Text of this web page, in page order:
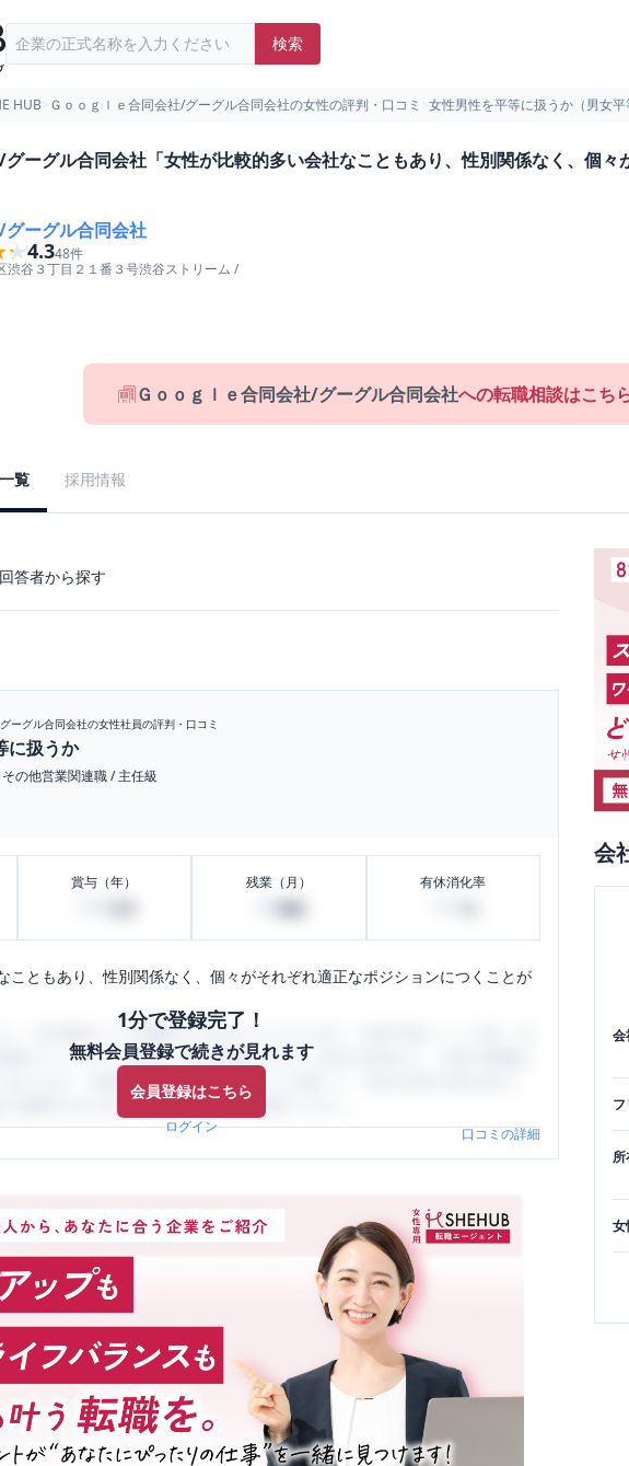
検索
HUB Ｇｏｏｇｌｅ合同会社/グーグル合同会社の女性の評判・口コミ 女性男性を平等に扱うか（男女平
ーグル合同会社「女性が比較的多い会社なこともあり、性別関係なく、個
ーグル合同会社
4.348件
渋谷３丁目２１番３号渋谷ストリーム /
Ｇｏｏｇｌｅ合同会社/グーグル合同会社への転職相談はこち
覧 採用情報
回答者から探す
ーグル合同会社の女性社員の評判・口コミ
に扱うか
その他営業関連職/主任級
賞与（年） 残業（月） 有休消化率
こともあり、性別関係なく、個々がそれぞれ適正なポジションにつくことが
1分で登録完了！
無料会員登録で続きが見れます
会員登録はこちら
ログイン
に、30日間口コミの閲覧ができるようになります。SHEHUB(シーハブ)は、女
稿サイトです。給与面・女性の働きやすさ・会社の評判など、女性の転職は
あります。先輩社員（元社員）の口コミを通して、本当の会社の姿を知り、
を解消するために、ぜひサイトをご活用ください。
口コミの詳細
会
会
女